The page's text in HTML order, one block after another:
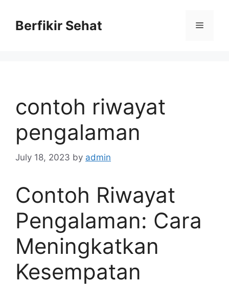
contentBerfikir Sehat Menu
contoh riwayat
pengalaman
July 18, 2023 by admin
Contoh Riwayat
Pengalaman: Cara
Meningkatkan
Kesempatan